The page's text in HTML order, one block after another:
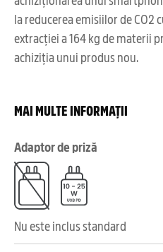
la reducerea emisiilor de CO2
extracției a 164 kg de materii
achiziția unui produs nou.
MAI MULTE INFORMAȚII
Adaptor de priză
Nu este inclus standard